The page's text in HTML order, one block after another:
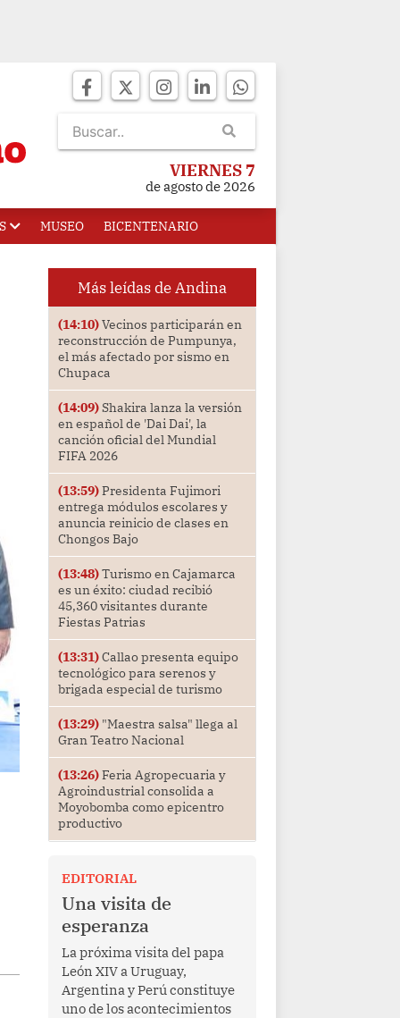
VIERNES 7
de agosto de 2026
MUSEO BICENTENARIO
Más leídas de Andina
(14:10)Vecinos participarán en
reconstrucción de Pumpunya,
el más afectado por sismo en
Chupaca
(14:09)Shakira lanza la versión
en español de 'Dai Dai', la
canción oficial del Mundial
FIFA 2026
(13:59)Presidenta Fujimori
entrega módulos escolares y
anuncia reinicio de clases en
Chongos Bajo
(13:48)Turismo en Cajamarca
es un éxito: ciudad recibió
45,360 visitantes durante
Fiestas Patrias
(13:31)Callao presenta equipo
tecnológico para serenos y
brigada especial de turismo
(13:29)"Maestra salsa" llega al
Gran Teatro Nacional
(13:26)Feria Agropecuaria y
Agroindustrial consolida a
Moyobomba como epicentro
productivo
EDITORIAL
Una visita de
esperanza
La próxima visita del papa
León XIV a Uruguay,
Argentina y Perú constituye
uno de los acontecimientos